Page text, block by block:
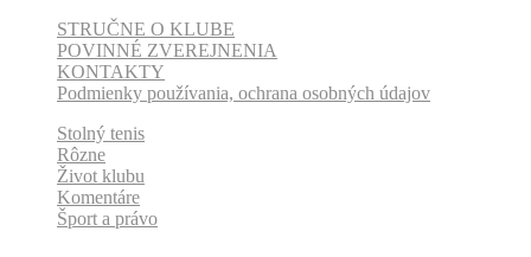
STRUČNE O KLUBE
POVINNÉ ZVEREJNENIA
KONTAKTY
Podmienky používania, ochrana osobných údajov
Stolný tenis
Rôzne
Život klubu
Komentáre
Šport a právo